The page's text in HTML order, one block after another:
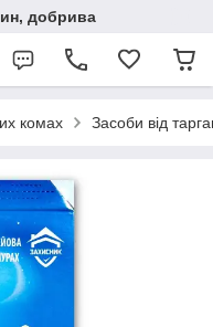
добрива
комах Засоби від